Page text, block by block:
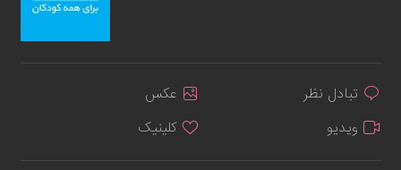
تبادل نظر
عکس
ویدیو
کلینیک